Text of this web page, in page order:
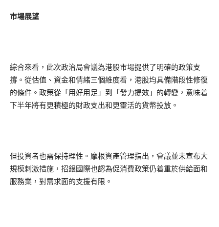
市場展望
綜合來看，此次政治局會議為港股市場提供了明確的政策支
撐。從估值、資金和情緒三個維度看，港股均具備階段性修復
的條件。政策從「用好用足」到「發力提效」的轉變，意味着
下半年將有更積極的財政支出和更靈活的貨幣投放。
但投資者也需保持理性。摩根資產管理指出，會議並未宣布大
規模刺激措施，招銀國際也認為促消費政策仍着重於供給面和
服務業，對需求面的支援有限。